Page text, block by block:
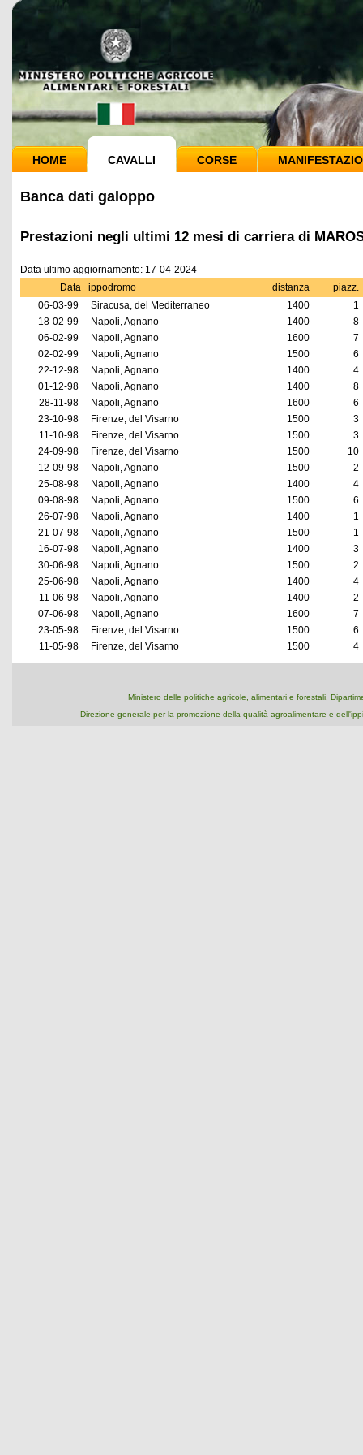
HOME CAVALLI CORSE
Banca dati galoppo
Prestazioni negli ultimi 12 mesi di carriera di
Data ultimo aggiornamento: 17-04-2024
Data
ippodromo distanza
piazz.
06-03-99
Siracusa, del Mediterraneo 1400
1
18-02-99
Napoli, Agnano 1400
8
06-02-99
Napoli, Agnano 1600
7
02-02-99
Napoli, Agnano 1500
6
22-12-98
Napoli, Agnano 1400
4
01-12-98
Napoli, Agnano 1400
8
28-11-98
Napoli, Agnano 1600
6
23-10-98
Firenze, del Visarno 1500
3
11-10-98
Firenze, del Visarno 1500
3
24-09-98
Firenze, del Visarno 1500
10
12-09-98
Napoli, Agnano 1500
2
25-08-98
Napoli, Agnano 1400
4
09-08-98
Napoli, Agnano 1500
6
26-07-98
Napoli, Agnano 1400
1
21-07-98
Napoli, Agnano 1500
1
16-07-98
Napoli, Agnano 1400
3
30-06-98
Napoli, Agnano 1500
2
25-06-98
Napoli, Agnano 1400
4
11-06-98
Napoli, Agnano 1400
2
07-06-98
Napoli, Agnano 1600
7
23-05-98
Firenze, del Visarno 1500
6
11-05-98
Firenze, del Visarno 1500 4
Ministero delle politiche agricole, alimentari e forestali,
Direzione generale per la promozione della qualità agroalimentare e